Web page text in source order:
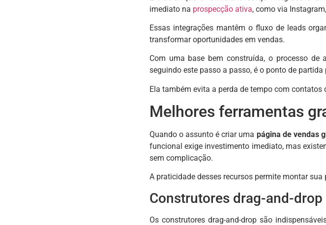
imediato na prospecção ativa, como via
Essas integrações mantêm o fluxo de leads
transformar oportunidades em vendas.
Com uma base bem construída, o processo de
seguindo este passo a passo, é o ponto de
Ela também evita a perda de tempo com
Melhores ferramentas
Quando o assunto é criar uma página de vendas
funcional exige investimento imediato, mas
sem complicação.
A praticidade desses recursos permite montar
Construtores drag-and-
Os construtores drag-and-drop são